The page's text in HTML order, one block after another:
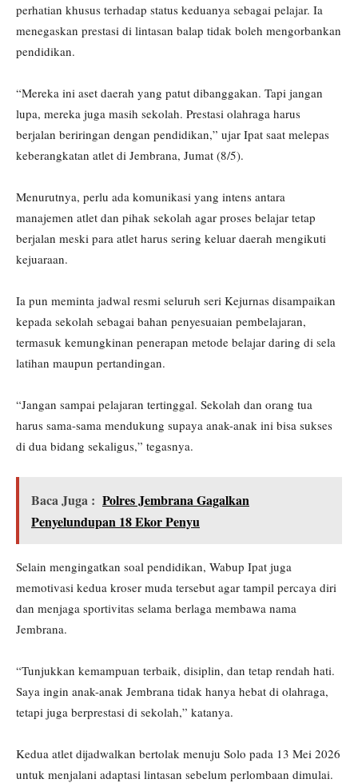
perhatian khusus terhadap status keduanya sebagai pelajar. Ia
menegaskan prestasi di lintasan balap tidak boleh mengorbankan
pendidikan.
“Mereka ini aset daerah yang patut dibanggakan. Tapi jangan
lupa, mereka juga masih sekolah. Prestasi olahraga harus
berjalan beriringan dengan pendidikan,” ujar Ipat saat melepas
keberangkatan atlet di Jembrana, Jumat (8/5).
Menurutnya, perlu ada komunikasi yang intens antara
manajemen atlet dan pihak sekolah agar proses belajar tetap
berjalan meski para atlet harus sering keluar daerah mengikuti
kejuaraan.
Ia pun meminta jadwal resmi seluruh seri Kejurnas disampaikan
kepada sekolah sebagai bahan penyesuaian pembelajaran,
termasuk kemungkinan penerapan metode belajar daring di sela
latihan maupun pertandingan.
“Jangan sampai pelajaran tertinggal. Sekolah dan orang tua
harus sama-sama mendukung supaya anak-anak ini bisa sukses
di dua bidang sekaligus,” tegasnya.
Baca Juga : Polres Jembrana Gagalkan
Penyelundupan 18 Ekor Penyu
Selain mengingatkan soal pendidikan, Wabup Ipat juga
memotivasi kedua kroser muda tersebut agar tampil percaya diri
dan menjaga sportivitas selama berlaga membawa nama
Jembrana.
“Tunjukkan kemampuan terbaik, disiplin, dan tetap rendah hati.
Saya ingin anak-anak Jembrana tidak hanya hebat di olahraga,
tetapi juga berprestasi di sekolah,” katanya.
Kedua atlet dijadwalkan bertolak menuju Solo pada 13 Mei 2026
untuk menjalani adaptasi lintasan sebelum perlombaan dimulai.